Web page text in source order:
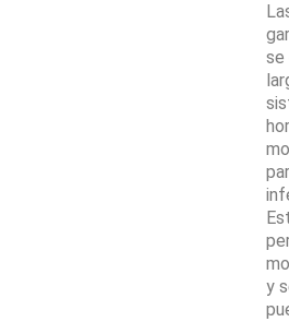
se
y